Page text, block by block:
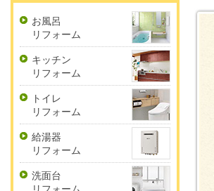
お風呂
リフォーム
キッチン
リフォーム
トイレ
リフォーム
給湯器
リフォーム
洗面台
リフォーム